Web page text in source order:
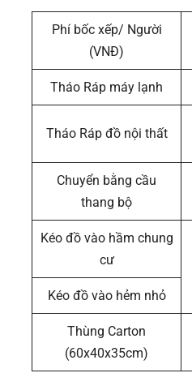
Phí bốc xếp/ Người
(VNĐ)
Tháo Ráp máy lạnh
Tháo Ráp đồ nội thất
Chuyển bằng cầu
thang bộ
Kéo đồ vào hầm chung
cư
Kéo đồ vào hẻm nhỏ
Thùng Carton
(60x40x35cm)